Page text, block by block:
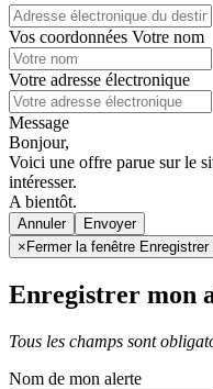
Vos coordonnées Votre nom
Votre adresse électronique
Message
Bonjour,
Voici une offre parue sur le
intéresser.
A bientôt.
Annuler
× Fermer la fenêtre
Enregistrer mon
Tous les champs sont
Nom de mon alerte